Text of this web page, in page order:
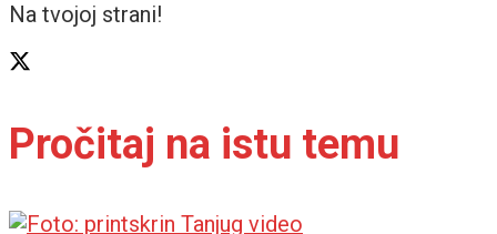
Na tvojoj strani!
Pročitaj na istu temu